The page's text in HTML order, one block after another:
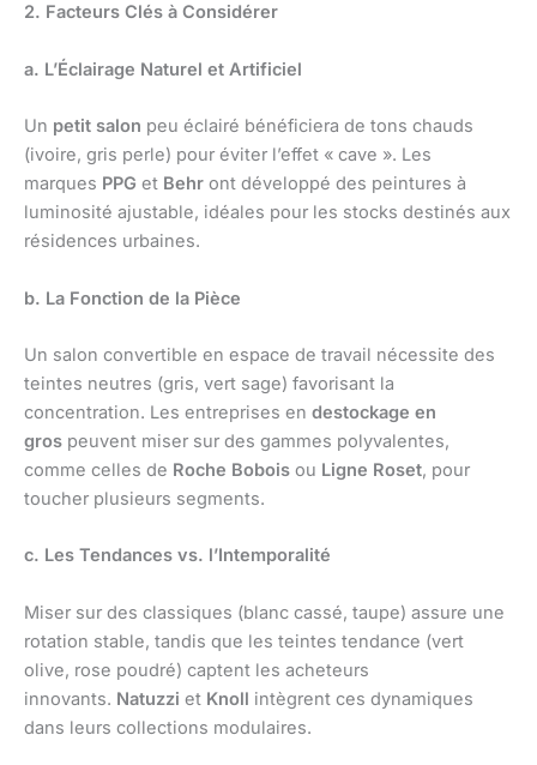
2. Facteurs Clés à Considérer
a. L’Éclairage Naturel et Artificiel
Un petit salon peu éclairé bénéficiera de tons chauds
(ivoire, gris perle) pour éviter l’effet « cave ». Les
marques PPG et Behr ont développé des peintures à
luminosité ajustable, idéales pour les stocks destinés aux
résidences urbaines.
b. La Fonction de la Pièce
Un salon convertible en espace de travail nécessite des
teintes neutres (gris, vert sage) favorisant la
concentration. Les entreprises en destockage en
gros peuvent miser sur des gammes polyvalentes,
comme celles de Roche Bobois ou Ligne Roset, pour
toucher plusieurs segments.
c. Les Tendances vs. l’Intemporalité
Miser sur des classiques (blanc cassé, taupe) assure une
rotation stable, tandis que les teintes tendance (vert
olive, rose poudré) captent les acheteurs
innovants. Natuzzi et Knoll intègrent ces dynamiques
dans leurs collections modulaires.